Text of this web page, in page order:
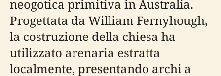
neogotica primitiva in Australia.
Progettata da William Fernyhough,
la costruzione della chiesa ha
utilizzato arenaria estratta
localmente, presentando archi a